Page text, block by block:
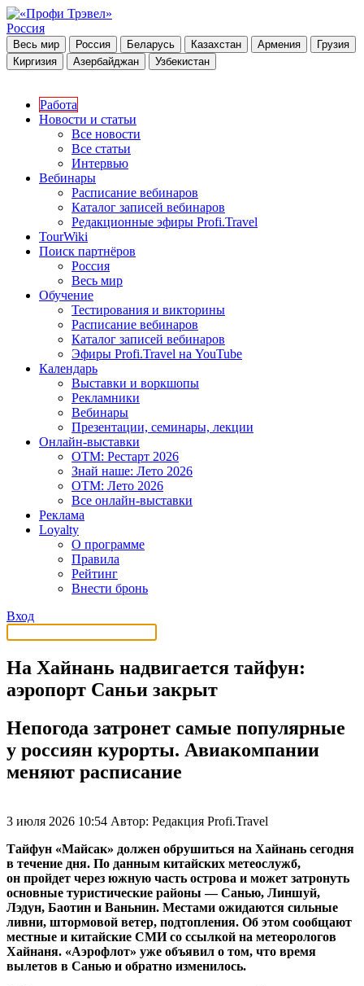
Россия
Весь мир Россия Беларусь Казахстан Армения
Грузия
Киргизия
Азербайджан Узбекистан
Работа
Новости и статьи
Все новости
Все статьи
Интервью
Вебинары
Расписание вебинаров
Каталог записей вебинаров
Редакционные эфиры Profi.Travel
TourWiki
Поиск партнёров
Россия
Весь мир
Обучение
Тестирования и викторины
Расписание вебинаров
Каталог записей вебинаров
Эфиры Profi.Travel на YouTube
Календарь
Выставки и воркшопы
Рекламники
Вебинары
Презентации, семинары, лекции
Онлайн-выставки
OTM: Рестарт 2026
Знай наше: Лето 2026
OTM: Лето 2026
Все онлайн-выставки
Реклама
Loyalty
О программе
Правила
Рейтинг
Внести бронь
Вход
На Хайнань надвигается тайфун:
аэропорт Саньи закрыт
Непогода затронет самые популярные
у россиян курорты. Авиакомпании
меняют расписание
3 июля 2026 10:54 Автор: Редакция Profi.Travel
Тайфун «Майсак» должен обрушиться на Хайнань сегодня
в течение дня. По данным китайских метеослужб,
он пройдет через южную часть острова и может затронуть
основные туристические районы — Санью, Линшуй,
Лэдун, Баотин и Ваньнин. Местами ожидаются сильные
ливни, штормовой ветер, подтопления. Об этом сообщают
местные и китайские СМИ со ссылкой на метеорологов
Хайнаня. «Аэрофлот» уже объявил о том, что время
вылетов в Санью и обратно изменилось.